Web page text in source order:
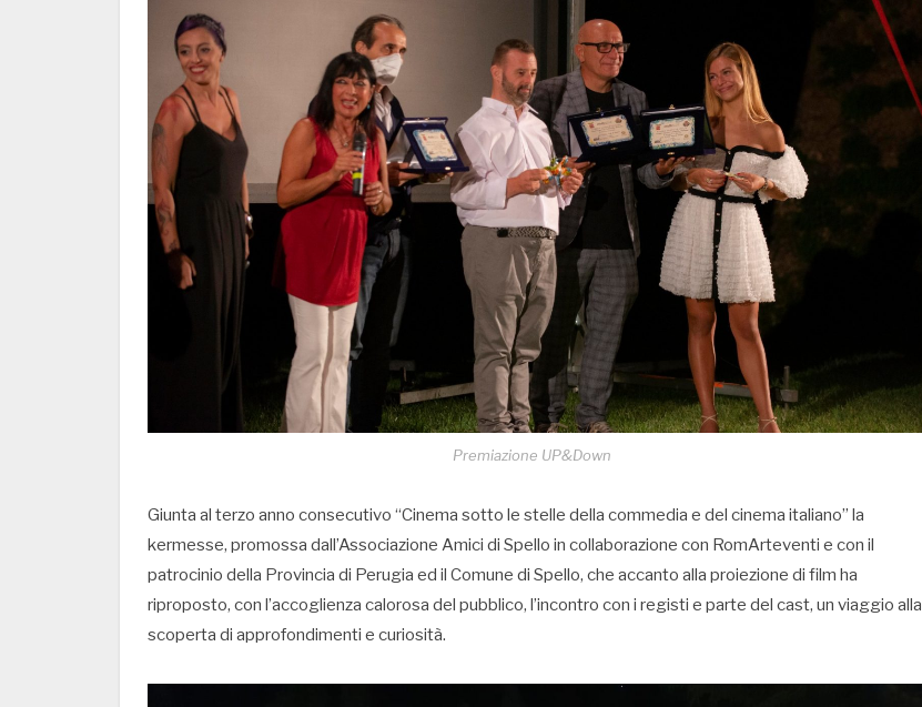
Premiazione UP&Down
Giunta al terzo anno consecutivo “Cinema sotto le stelle della commedia e del cinema italiano” la
kermesse, promossa dall’Associazione Amici di Spello in collaborazione con RomArteventi e con il
patrocinio della Provincia di Perugia ed il Comune di Spello, che accanto alla proiezione di film ha
riproposto, con l’accoglienza calorosa del pubblico, l’incontro con i registi e parte del cast, un viaggio alla
scoperta di approfondimenti e curiosità.